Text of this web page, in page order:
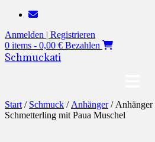
Zum
springen
Anmelden | Registrieren
0 items - 0,00 € Bezahlen
Schmuckati
Start / Schmuck / Anhänger/ Anhänger
Schmetterling mit Paua Muschel